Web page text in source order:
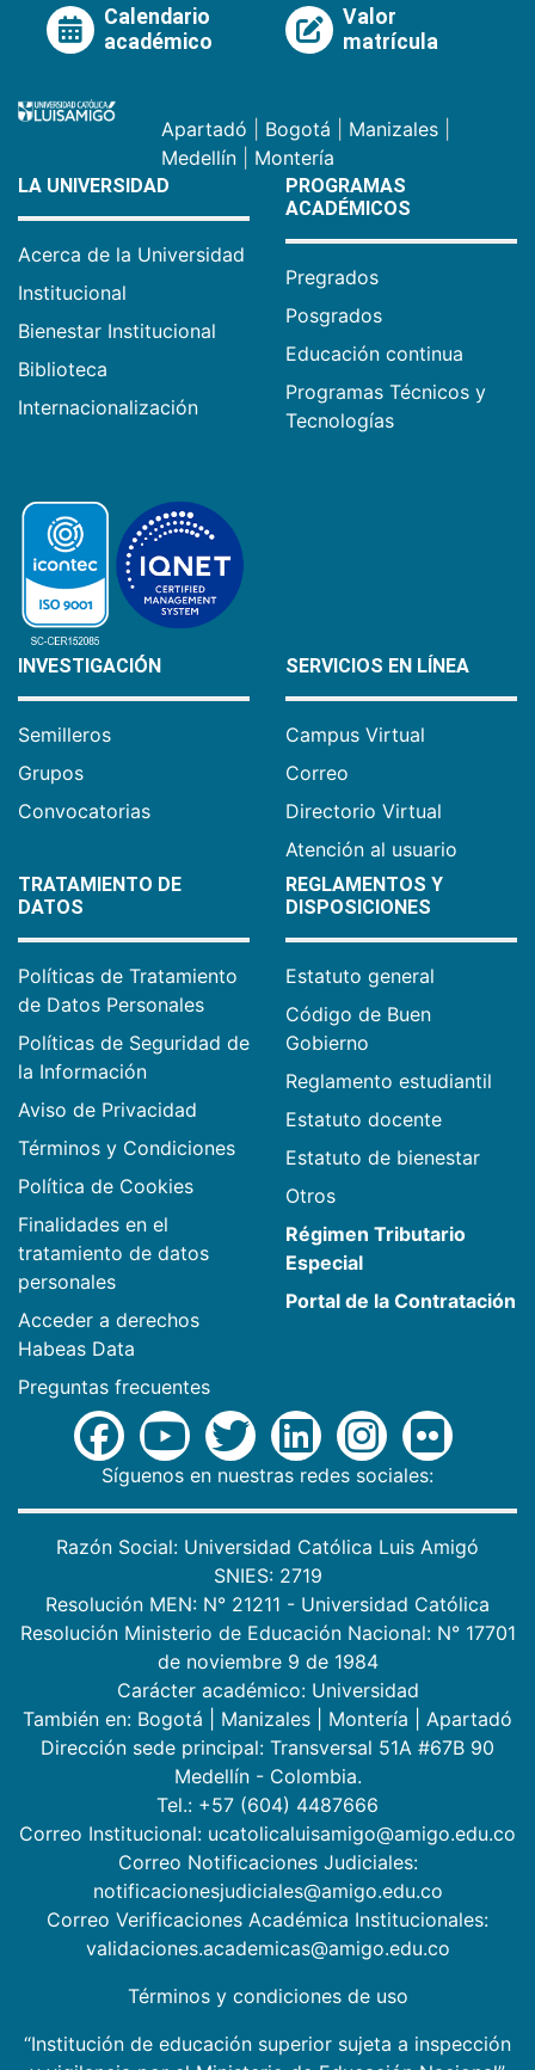
Calendario
académico
Valor
matrícula
Apartadó Bogotá Manizales
Medellín
Montería
LA UNIVERSIDAD
Acerca de la Universidad
Institucional
Bienestar Institucional
Biblioteca
Internacionalización
PROGRAMAS
ACADÉMICOS
Pregrados
Posgrados
Educación continua
Programas Técnicos y
Tecnologías
INVESTIGACIÓN
Semilleros
Grupos
Convocatorias
SERVICIOS EN LÍNEA
Campus Virtual
Correo
Directorio Virtual
Atención al usuario
TRATAMIENTO DE
DATOS
Políticas de Tratamiento
de Datos Personales
Políticas de Seguridad de
la Información
Aviso de Privacidad
Términos y Condiciones
Política de Cookies
Finalidades en el
tratamiento de datos
personales
Acceder a derechos
Habeas Data
Preguntas frecuentes
REGLAMENTOS Y
DISPOSICIONES
Estatuto general
Código de Buen
Gobierno
Reglamento estudiantil
Estatuto docente
Estatuto de bienestar
Otros
Régimen Tributario
Especial
Portal de la Contratación
Síguenos en nuestras redes sociales:
Razón Social: Universidad Católica Luis Amigó
SNIES: 2719
Resolución MEN: N° 21211 - Universidad Católica
Resolución Ministerio de Educación Nacional: N° 17701
de noviembre 9 de 1984
Carácter académico: Universidad
También en: Bogotá Manizales Montería
Apartadó
Dirección sede principal: Transversal 51A #67B 90
Medellín - Colombia.
Tel.: +57 (604) 4487666
Correo Institucional: ucatolicaluisamigo@amigo.edu.co
Correo Notificaciones Judiciales:
notificacionesjudiciales@amigo.edu.co
Correo Verificaciones Académica Institucionales:
validaciones.academicas@amigo.edu.co
Términos y condiciones de uso
“Institución de educación superior sujeta a inspección